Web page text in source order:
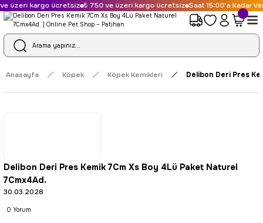
üzeri kargo ücretsiz ₺ 750 ve üzeri kargo ücretsiz Saat 15:00'a Kadar
Anasayfa Köpek Köpek Kemikleri Delibon Deri Pres
Delibon Deri Pres Kemik 7Cm Xs Boy 4Lü Paket Naturel
7Cmx4Ad.
30.03.2028
0 Yorum